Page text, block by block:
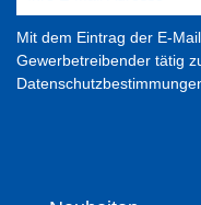
Mit dem Eintrag der E-
Gewerbetreibender tätig